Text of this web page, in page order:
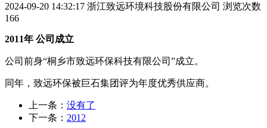
2024-09-20 14:32:17 浙江致远环境科技股份有限公司 浏览次数
166
2011年 公司成立
公司前身“桐乡市致远环保科技有限公司”成立。
同年，致远环保被巨石集团评为年度优秀供应商。
上一条： 没有了
下一条： 2012